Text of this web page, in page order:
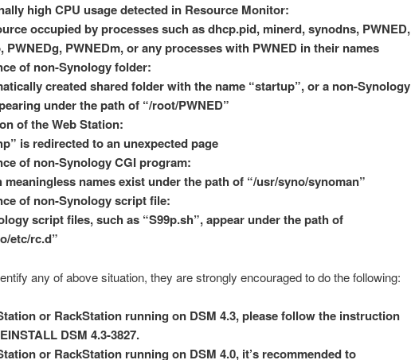
high CPU usage detected in Resource Monitor:
occupied by processes such as dhcp.pid, minerd, synodns, PWNED,
PWNEDg, PWNEDm, or any processes with PWNED in their names
of non-Synology folder:
created shared folder with the name “startup”, or a non-Synology
under the path of “/root/PWNED”
of the Web Station:
is redirected to an unexpected page
of non-Synology CGI program:
meaningless names exist under the path of “/usr/syno/synoman”
of non-Synology script file:
script files, such as “S99p.sh”, appear under the path of
etc/rc.d”
any of above situation, they are strongly encouraged to do the following:
or RackStation running on DSM 4.3, please follow the instruction
DSM 4.3-3827.
or RackStation running on DSM 4.0, it’s recommended to